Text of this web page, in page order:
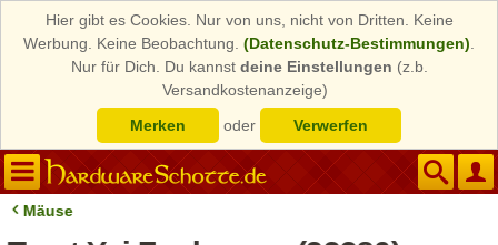
Hier gibt es Cookies. Nur von uns, nicht von Dritten. Keine
Werbung. Keine Beobachtung. (Datenschutz-Bestimmungen)
Nur für Dich. Du kannst deine Einstellungen (z.b.
Versandkostenanzeige)
Merken
oder Verwerfen
Mäuse